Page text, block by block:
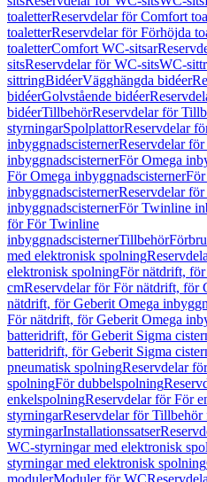
toaletterReservdelar för Comfort
toaletterReservdelar för Förhöjda
toaletterComfort WC-sitsar
sitsReservdelar för WC-sitsWC-
sittringBidéerVägghängda bidéer
bidéerGolvstående bidéer
bidéerTillbehörReservdelar för
styrningarSpolplattorReservdelar
inbyggnadscisternerReservdelar
inbyggnadscisternerFör Omega
För Omega inbyggnadscisterner
inbyggnadscisternerReservdelar
inbyggnadscisternerFör Twinline
för För Twinline
inbyggnadscisternerTillbehör
med elektronisk spolning
elektronisk spolningFör nätdrift, för
cmReservdelar för För nätdrift, för
nätdrift, för Geberit Omega
För nätdrift, för Geberit Omega
batteridrift, för Geberit Sigma
batteridrift, för Geberit Sigma
pneumatisk spolningReservdelar
spolningFör dubbelspolning
enkelspolningReservdelar för För
styrningarReservdelar för
styrningarInstallationssatser
WC-styrningar med elektronisk
styrningar med elektronisk spolning
modulerModuler för WC